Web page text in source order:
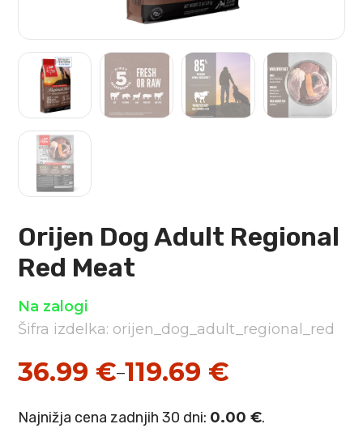
Orijen Dog Adult Regional
Red Meat
Na zalogi
Šifra izdelka: orijen_dog_adult_regional_red
36.99 €–119.69 €
Cenovni
razpon:
Najnižja cena zadnjih 30 dni: 0.00€.